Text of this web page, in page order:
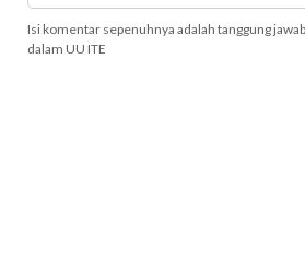
Isi komentar sepenuhnya adalah tanggung
dalam UU ITE